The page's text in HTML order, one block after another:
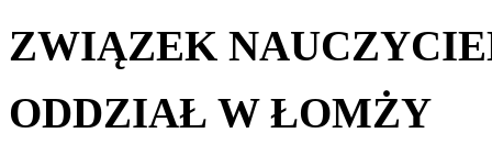
ZWIĄZEK
ODDZIAŁ W ŁOMŻY